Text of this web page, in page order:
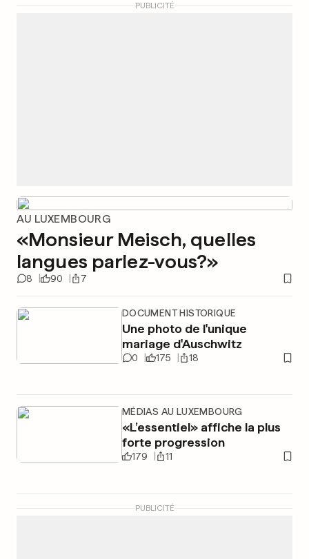
PUBLICITÉ
AU LUXEMBOURG
«Monsieur Meisch, quelles
langues parlez-vous?»
8 90 7
DOCUMENT HISTORIQUE
Une photo de l'unique
mariage d'Auschwitz
0 175 18
MÉDIAS AU LUXEMBOURG
«L’essentiel» affiche la plus
forte progression
179 11
PUBLICITÉ